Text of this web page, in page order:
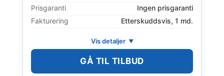
Prisgaranti
Ingen prisgaranti
Fakturering
Etterskuddsvis, 1 md.
Vis detaljer
GÅ TIL TILBUD